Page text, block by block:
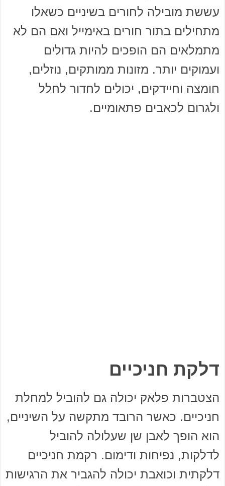
עששת מובילה לחורים בשיניים כשאלו
מתחילים בתור חורים באימייל ואם הם לא
מתמלאים הם הופכים להיות גדולים
ועמוקים יותר. מזונות ממותקים, נוזלים,
חומצה וחיידקים, יכולים לחדור לחלל
ולגרום לכאבים פתאומיים.
דלקת חניכיים
הצטברות פלאק יכולה גם להוביל למחלת
חניכיים. כאשר הרובד מתקשה על השיניים,
הוא הופך לאבן שן שעלולה להוביל
לדלקות, נפיחות ודימום. רקמת חניכיים
דלקתית וכואבת יכולה להגביר את הרגישות